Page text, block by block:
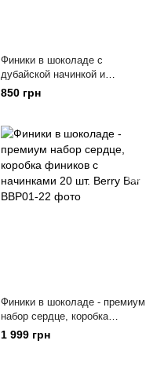
Финики в шоколаде с
дубайской начинкой и
фисташковой посыпкой –
дубайские финики с
850 грн
Финики в шоколаде - премиум
набор сердце, коробка
фиников с начинками 20 шт.
Berry Bar
1 999 грн